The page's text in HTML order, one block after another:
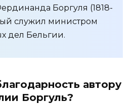
Боргуля (1818-
служил министром
дел Бельгии.
автору
Боргуль?